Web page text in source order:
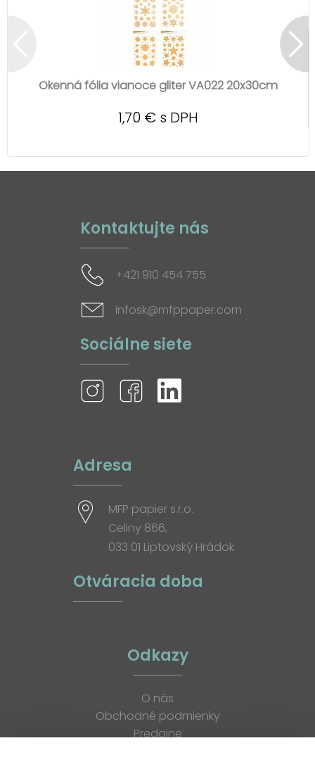
Okenná fólia vianoce gliter VA022 20x30cm
1,70 € s DPH
Kontaktujte nás
+421 910 454 755
infosk@mfppaper.com
Sociálne siete
Adresa
MFP papier s.r.o.
Celiny 866,
033 01 Liptovský Hrádok
Otváracia doba
Odkazy
O nás
Obchodné podmienky
Predajne